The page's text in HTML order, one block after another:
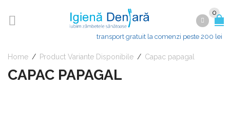
0
transport gratuit la comenzi peste 200 lei
Home / Product Variante Disponibile / Capac papagal
CAPAC PAPAGAL